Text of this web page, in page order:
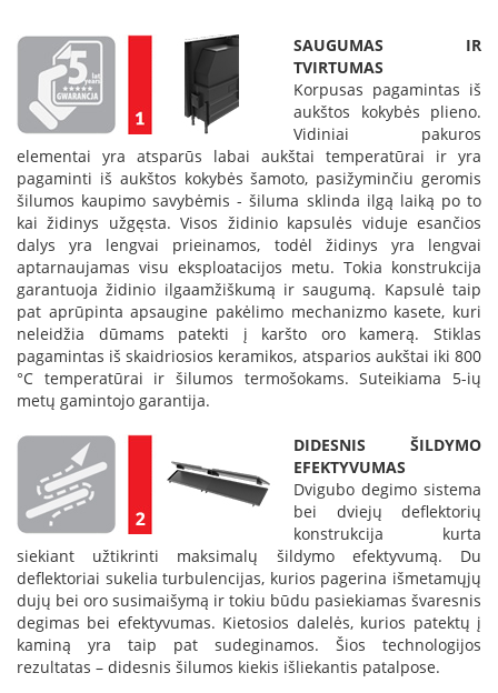
i
t
a
k
i
a
i
i
r
į
r
a
n
g
K
š
t
o
o
r
o
v
e
n
SAUGUMAS IR
TVIRTUMAS
Korpusas pagamintas iš
aukštos kokybės plieno.
Vidiniai pakuros
elementai yra atsparūs labai aukštai temperatūrai ir yra
pagaminti iš aukštos kokybės šamoto, pasižyminčiu geromis
šilumos kaupimo savybėmis - šiluma sklinda ilgą laiką po to
kai židinys užgęsta. Visos židinio kapsulės viduje esančios
dalys yra lengvai prieinamos, todėl židinys yra lengvai
aptarnaujamas visu eksploatacijos metu. Tokia konstrukcija
garantuoja židinio ilgaamžiškumą ir saugumą. Kapsulė taip
pat aprūpinta apsaugine pakėlimo mechanizmo kasete, kuri
neleidžia dūmams patekti į karšto oro kamerą. Stiklas
pagamintas iš skaidriosios keramikos, atsparios aukštai iki 800
°C temperatūrai ir šilumos termošokams. Suteikiama 5-ių
metų gamintojo garantija.
DIDESNIS ŠILDYMO
EFEKTYVUMAS
Dvigubo degimo sistema
bei dviejų deflektorių
konstrukcija kurta
siekiant užtikrinti maksimalų šildymo efektyvumą. Du
deflektoriai sukelia turbulencijas, kurios pagerina išmetamųjų
dujų bei oro susimaišymą ir tokiu būdu pasiekiamas švaresnis
degimas bei efektyvumas. Kietosios dalelės, kurios patektų į
kaminą yra taip pat sudeginamos. Šios technologijos
rezultatas – didesnis šilumos kiekis išliekantis patalpose.